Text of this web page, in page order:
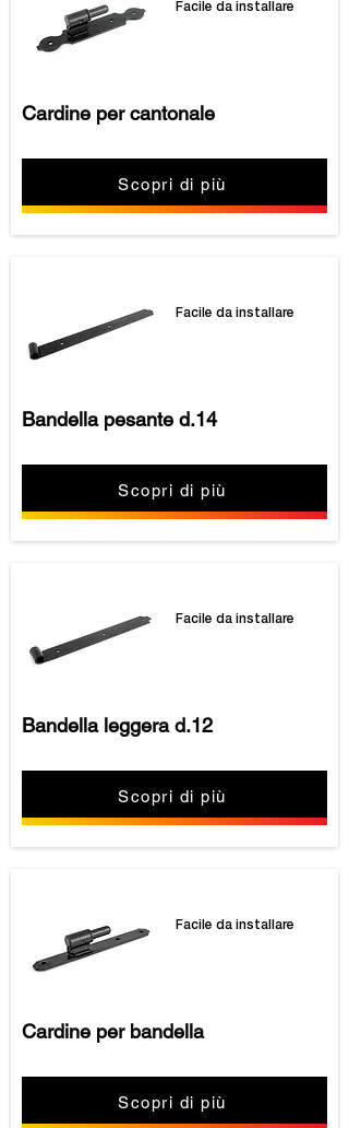
Facile da installare
Cardine per cantonale
Scopri di più
Facile da installare
Bandella pesante d.14
Scopri di più
Facile da installare
Bandella leggera d.12
Scopri di più
Facile da installare
Cardine per bandella
Scopri di più